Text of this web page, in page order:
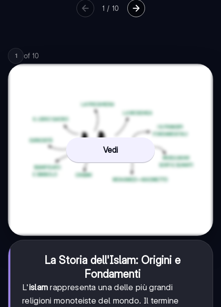
1 / 10
1 of 10
Vedi
La Storia dell'Islam: Origini e
Fondamenti
L'islam rappresenta una delle più grandi
religioni monoteiste del mondo. Il termine